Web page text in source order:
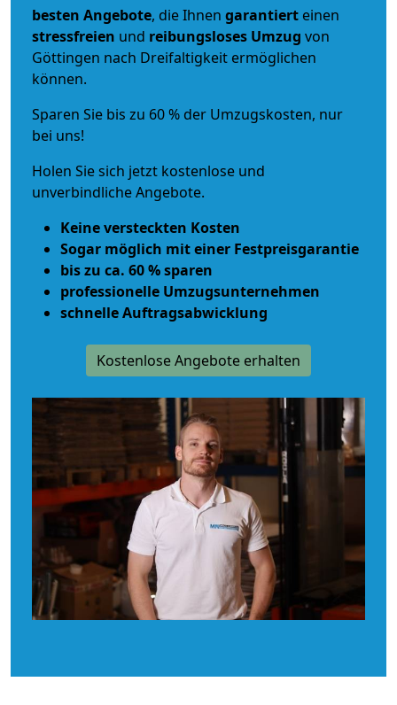
besten Angebote, die Ihnen garantiert einen
stressfreien und reibungsloses Umzug von
Göttingen nach Dreifaltigkeit ermöglichen
können.
Sparen Sie bis zu 60 % der Umzugskosten, nur
bei uns!
Holen Sie sich jetzt kostenlose und
unverbindliche Angebote.
Keine versteckten Kosten
Sogar möglich mit einer Festpreisgarantie
bis zu ca. 60 % sparen
professionelle Umzugsunternehmen
schnelle Auftragsabwicklung
Kostenlose Angebote erhalten